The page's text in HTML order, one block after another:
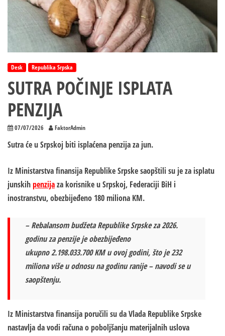
Desk Republika Srpska
SUTRA POČINJE ISPLATA
PENZIJA
07/07/2026 FaktorAdmin
Sutra će u Srpskoj biti isplaćena penzija za jun.
Iz Ministarstva finansija Republike Srpske saopštili su je za isplatu
junskihpenzijaza korisnike u Srpskoj, Federaciji BiH i
inostranstvu, obezbijeđeno 180 miliona KM.
– Rebalansom budžeta Republike Srpske za 2026.
godinu za penzije je obezbijeđeno
ukupno2.198.033.700 KMu ovoj godini, što je 232
miliona više u odnosu na godinu ranije – navodi se u
saopštenju.
Iz Ministarstva finansija poručili su da Vlada Republike Srpske
nastavlja da vodi računa o poboljšanju materijalnih uslova